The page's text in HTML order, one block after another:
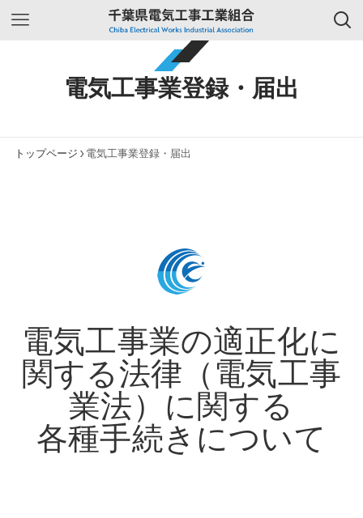
電気工事業登録・届出
トップページ 電気工事業登録・届出
電気工事業の適正化に
関する法律（電気工事
業法）に関する
各種手続きについて